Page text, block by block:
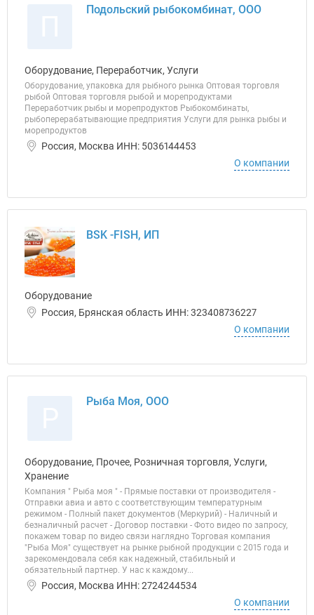
Подольский рыбокомбинат, ООО
Оборудование, Переработчик, Услуги
Оборудование, упаковка для рыбного рынка Оптовая торговля
рыбой Оптовая торговля рыбой и морепродуктами
Переработчик рыбы и морепродуктов Рыбокомбинаты,
рыбоперерабатывающие предприятия Услуги для рынка рыбы и
морепродуктов
Россия, Москва ИНН: 5036144453
О компании
BSK -FISH, ИП
Оборудование
Россия, Брянская область ИНН: 323408736227
О компании
Рыба Моя, ООО
Оборудование, Прочее, Розничная торговля, Услуги,
Хранение
Компания " Рыба моя " - Прямые поставки от производителя -
Отправки авиа и авто с соответствующим температурным
режимом - Полный пакет документов (Меркурий) - Наличный и
безналичный расчет - Договор поставки - Фото видео по запросу,
покажем товар по видео связи наглядно Торговая компания
"Рыба Моя" существует на рынке рыбной продукции с 2015 года и
зарекомендовала себя как надежный, стабильный и
обязательный партнер. У нас к каждому...
Россия, Москва ИНН: 2724244534
О компании